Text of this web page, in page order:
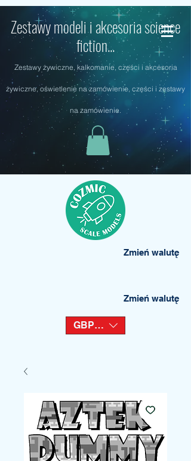
Zestawy modeli i akcesoria science
fiction...
Zestawy żywiczne, kalkomanie, części i akcesoria
żywiczne, oświetlenie na zamówienie, części i zestawy
na zamówienie.
Zmień walutę
Zmień walutę
GBP (£)